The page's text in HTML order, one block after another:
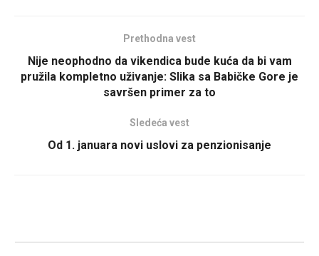
Prethodna vest
Nije neophodno da vikendica bude kuća da bi vam
pružila kompletno uživanje: Slika sa Babičke Gore je
savršen primer za to
Sledeća vest
Od 1. januara novi uslovi za penzionisanje